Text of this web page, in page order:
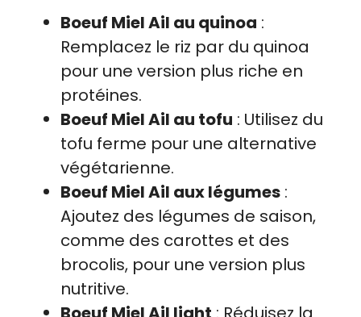
Boeuf Miel Ail au quinoa :
Remplacez le riz par du quinoa
pour une version plus riche en
protéines.
Boeuf Miel Ail au tofu : Utilisez du
tofu ferme pour une alternative
végétarienne.
Boeuf Miel Ail aux légumes :
Ajoutez des légumes de saison,
comme des carottes et des
brocolis, pour une version plus
nutritive.